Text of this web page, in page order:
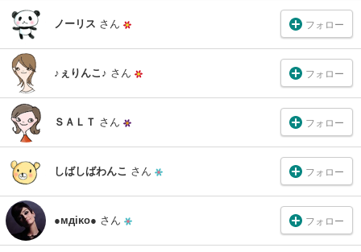
ノーリス さん フォロー
♪ぇりんこ♪ さん フォロー
ＳＡＬＴ さん フォロー
しばしばわんこ さん フォロー
●мдiκo● さん フォロー